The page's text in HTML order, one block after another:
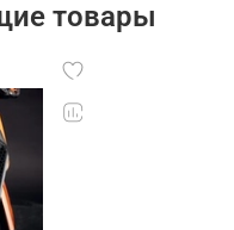
товары